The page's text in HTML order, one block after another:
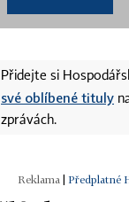
Přidejte si
své oblíbené tituly
zprávách.
Předplatné